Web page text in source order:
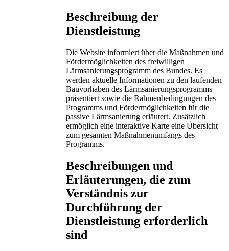
Beschreibung der
Dienstleistung
Die Website informiert über die Maßnahmen und
Fördermöglichkeiten des freiwilligen
Lärmsanierungsprogramm des Bundes. Es
werden aktuelle Informationen zu den laufenden
Bauvorhaben des Lärmsanierungsprogramms
präsentiert sowie die Rahmenbedingungen des
Programms und Fördermöglichkeiten für die
passive Lärmsanierung erläutert. Zusätzlich
ermöglich eine interaktive Karte eine Übersicht
zum gesamten Maßnahmenumfangs des
Programms.
Beschreibungen und
Erläuterungen, die zum
Verständnis zur
Durchführung der
Dienstleistung erforderlich
sind